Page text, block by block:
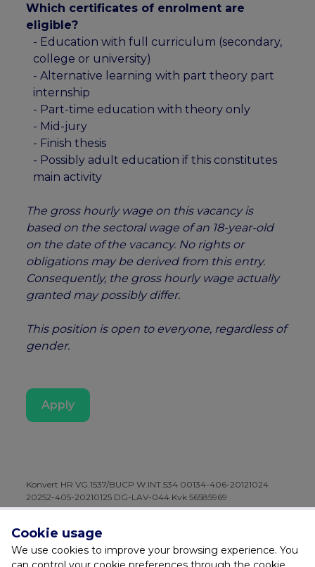
Which certificates of enrolment are
eligible?
- Education with full curriculum (secondary,
college or university)
- Alternative learning with part theory part
internship
- Part-time education with theory only
- Mid-jury
- Finish thesis
- Possibly adult education if this constitutes
main activity
The gross hourly wage on this vacancy is
based on the sectoral wage of an 18-year-old
on the date of the vacancy. No rights or
obligations may be derived from this entry.
Consequently, the gross hourly wage actually
granted may possibly differ.
This position is open to everyone, regardless of
gender.
Apply
Konvert HR VG.1537/BUCP W.INT.534 00134-406-20121024
20252-405-20210125 DG-LAV-044 Kvk 56585969
Facebook
Cookie usage
We use cookies to improve your browsing experience. You